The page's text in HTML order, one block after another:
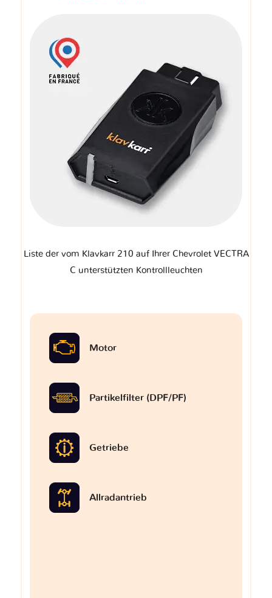
Liste der vom Klavkarr 210 auf Ihrer Chevrolet VECTRA
C unterstützten Kontrollleuchten
Motor
Partikelfilter (DPF/PF)
Getriebe
Allradantrieb